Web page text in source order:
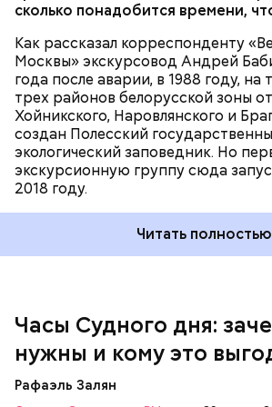
сколько понадобится времени,
Как рассказал корреспонденту
Москвы» экскурсовод Андрей
года после аварии, в 1988 году,
трех районов белорусской зоны
Хойникского, Наровлянского и
создан Полесский
экологический заповедник. Но
экскурсионную группу сюда
2018 году.
Читать полностью
Часы Судного дня:
нужны и кому это
Рафаэль Залян
— Поскольку мы стоим на пороге
ядерного века и периода
изменения климата, ученые вновь
ответственность за
общественности и
Каждый год — в зависимости от
события происходят в мире, —
нобелевские лауреаты и
переводе стрелки. Например, в
перевода на полминуты вперед
выбросов углекислого газа, так и
национализма во всем мире и
изменения климата.